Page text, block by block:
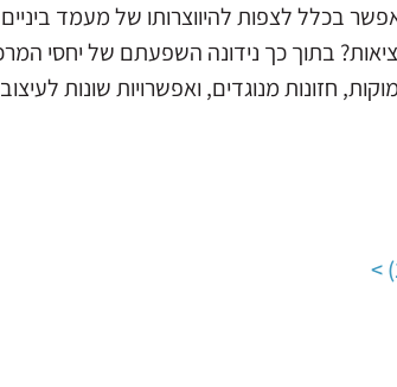
בכלל לצפות להיווצרותו של מעמד
בתוך כך נידונה השפעתם של יחסי
חזונות מנוגדים, ואפשרויות שונות לעיצוב